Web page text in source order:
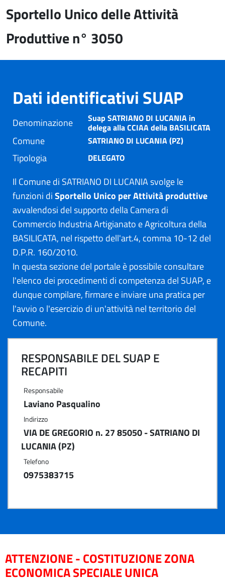
Sportello Unico delle Attività
Produttive n° 3050
Dati identificativi SUAP
Denominazione Suap SATRIANO DI LUCANIA in
delega alla CCIAA della BASILICATA
Comune SATRIANO DI LUCANIA (PZ)
Tipologia DELEGATO
Il Comune di SATRIANO DI LUCANIA svolge le
funzioni diSportello Unico per Attività produttive
avvalendosi del supporto della Camera di
Commercio Industria Artigianato e Agricoltura della
BASILICATA, nel rispetto dell'art.4, comma 10-12 del
D.P.R. 160/2010.
In questa sezione del portale è possibile consultare
l'elenco dei procedimenti di competenza del SUAP, e
dunque compilare, firmare e inviare una pratica per
l'avvio o l'esercizio di un'attività nel territorio del
Comune.
RESPONSABILE DEL SUAP E
RECAPITI
Responsabile
Laviano Pasqualino
Indirizzo
VIA DE GREGORIO n. 27 85050 - SATRIANO DI
LUCANIA (PZ)
Telefono
0975383715
ATTENZIONE - COSTITUZIONE ZONA
ECONOMICA SPECIALE UNICA